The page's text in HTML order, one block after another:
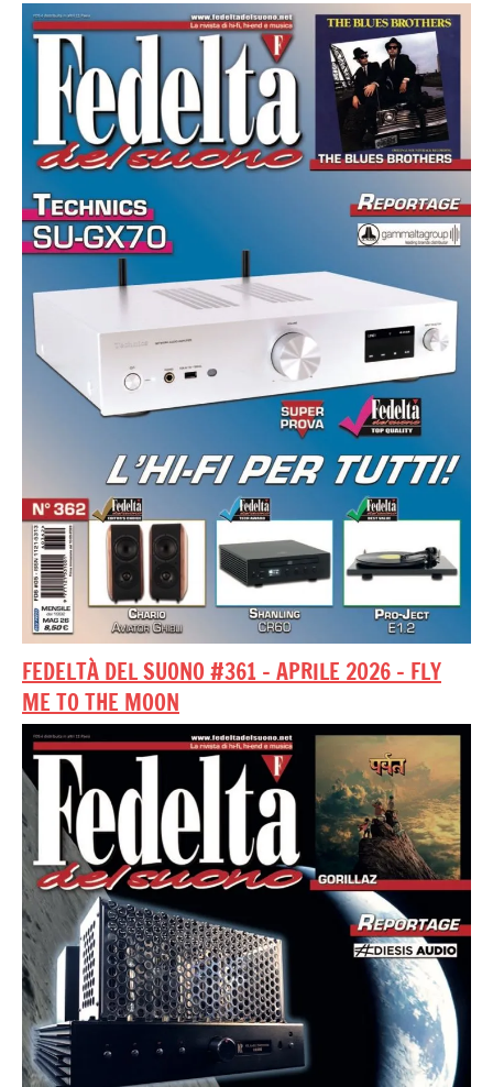
FEDELTÀ DEL SUONO #361 – APRILE 2026 – FLY
ME TO THE MOON